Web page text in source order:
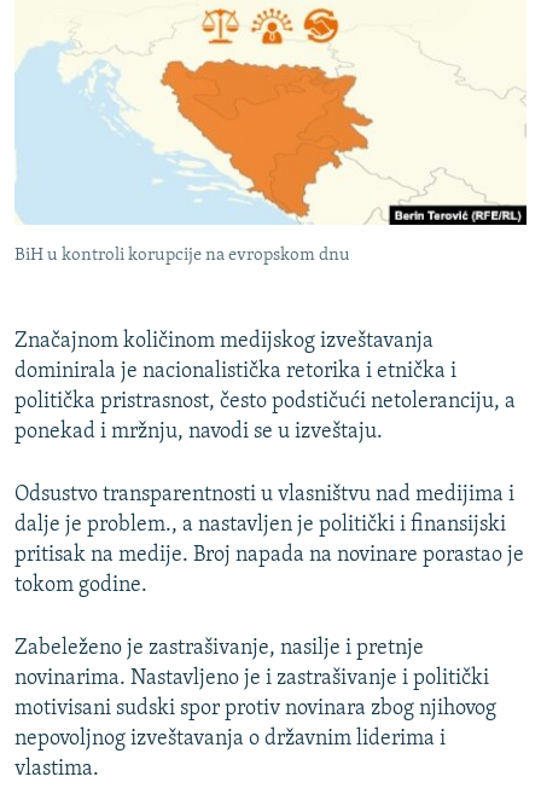
BiH u kontroli korupcije na evropskom dnu
Značajnom količinom medijskog izveštavanja
dominirala je nacionalistička retorika i etnička i
politička pristrasnost, često podstičući netoleranciju, a
ponekad i mržnju, navodi se u izveštaju.
Odsustvo transparentnosti u vlasništvu nad medijima i
dalje je problem., a nastavljen je politički i finansijski
pritisak na medije. Broj napada na novinare porastao je
tokom godine.
Zabeleženo je zastrašivanje, nasilje i pretnje
novinarima. Nastavljeno je i zastrašivanje i politički
motivisani sudski spor protiv novinara zbog njihovog
nepovoljnog izveštavanja o državnim liderima i
vlastima.